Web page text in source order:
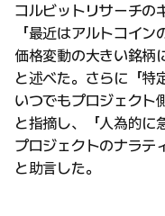
コルビットリサーチの
「最近はアルトコイン
価格変動の大きい銘柄
と述べた。さらに「特
いつでもプロジェクト
と指摘し、「人為的に
プロジェクトのナラテ
と助言した。